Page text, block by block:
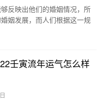
反映出他们的婚姻情况，所
姻发展，而人们根据这一规
壬寅流年运气怎么样